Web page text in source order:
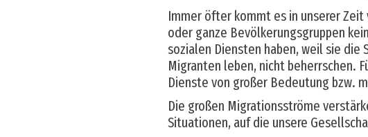
Immer öfter kommt es in unserer Zeit
oder ganze Bevölkerungsgruppen
sozialen Diensten haben, weil sie die
Migranten leben, nicht beherrschen.
Dienste von großer Bedeutung bzw.
Die großen Migrationsströme
Situationen, auf die unsere